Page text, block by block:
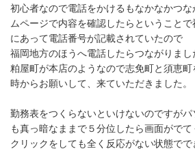
初心者なので電話をかけるもなかなかつ
ムページで内容を確認したらということ
にあって電話番号が記載されていたので
福岡地方のほうへ電話したらつながりまし
粕屋町が本店のようなので志免町と須恵町
時からお願いして、来ていただきました。
勤務表をつくらないといけないのですが
も真っ暗なままで５分位したら画面がで
クリックをしても全く反応がない状態でで